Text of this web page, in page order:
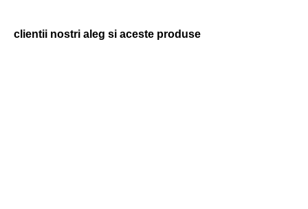
clientii nostri aleg si aceste produse